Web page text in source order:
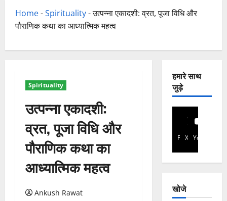
Home-Spirituality-उत्पन्ना एकादशी: व्रत, पूजा विधि और
पौराणिक कथा का आध्यात्मिक महत्व
Spirituality
उत्पन्ना एकादशी:
व्रत, पूजा विधि और
पौराणिक कथा का
आध्यात्मिक महत्व
Ankush Rawat
हमारे साथ
जुड़े
Facebook
X YouTube
खोजे